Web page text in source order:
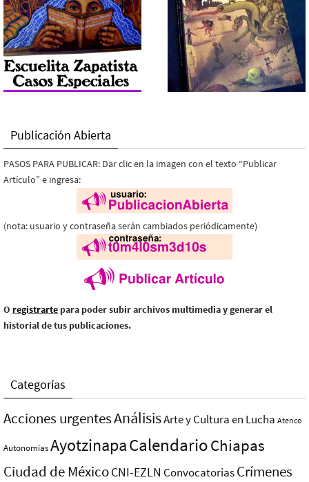
Publicación Abierta
PASOS PARA PUBLICAR: Dar clic en la imagen con el texto “Publicar
Artículo” e ingresa:
(nota: usuario y contraseña serán cambiados periódicamente)
O registrarte para poder subir archivos multimedia y generar el
historial de tus publicaciones.
Categorías
Acciones urgentesAnálisisArte y Cultura en Lucha Atenco
AutonomíasAyotzinapaCalendarioChiapas
Ciudad de MéxicoCNI-EZLN ConvocatoriasCrímenes